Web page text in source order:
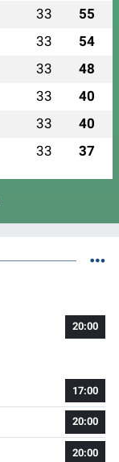
33 55
33 54
33 48
33 40
33 40
33 37
20:00
17:00
20:00
20:00